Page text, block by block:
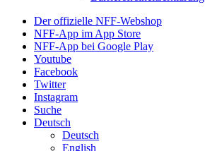
Der offizielle NFF-Webshop
NFF-App im App Store
NFF-App bei Google Play
Youtube
Facebook
Twitter
Instagram
Suche
Deutsch
Deutsch
English